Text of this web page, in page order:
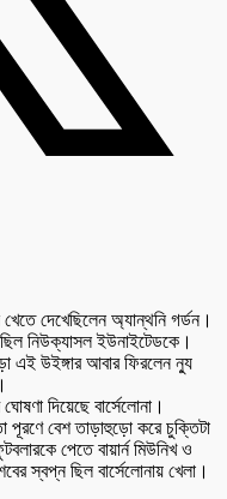
দেখেছিলেন অ্যান্থনি গর্ডন।
নিউক্যাসল ইউনাইটেডকে।
এই উইঙ্গার আবার ফিরলেন ন্যু
দিয়েছে বার্সেলোনা।
পূরণে বেশ তাড়াহুড়ো করে চুক্তিটা
পেতে বায়ার্ন মিউনিখ ও
স্বপ্ন ছিল বার্সেলোনায় খেলা।